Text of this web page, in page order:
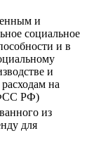
и
социальное
и в
и
на
ФСС РФ)
из
для